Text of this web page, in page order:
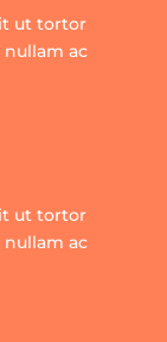
ut tortor
ac
ut tortor
ac